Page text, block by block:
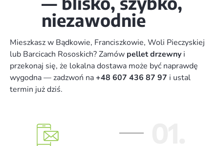
niezawodnie
Mieszkasz w Bądkowie, Franciszkowie, Woli Pieczyskiej
lub Barcicach Rososkich? Zamów pellet drzewny i
przekonaj się, że lokalna dostawa może być naprawdę
wygodna — zadzwoń na+48 607 436 87 97 i ustal
termin już dziś.